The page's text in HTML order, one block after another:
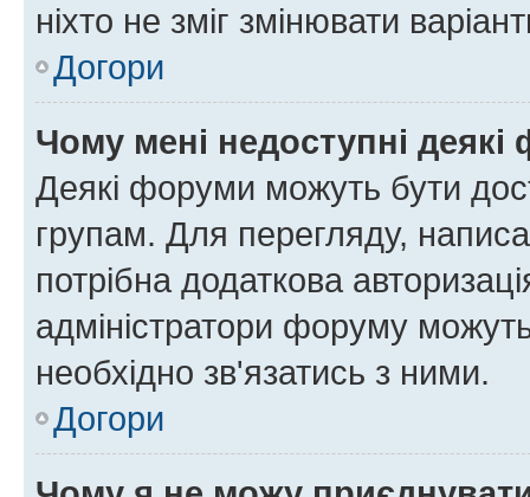
ніхто не зміг змінювати
Догори
Чому мені недоступні
Деякі форуми можуть бути
групам. Для перегляду,
потрібна додаткова
адміністратори форуму
необхідно зв'язатись з ними.
Догори